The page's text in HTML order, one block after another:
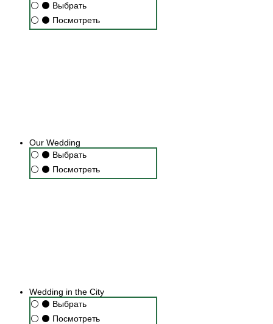
⚪ ⚫ Выбрать
⚪ ⚫ Посмотреть
Our Wedding
⚪ ⚫ Выбрать
⚪ ⚫ Посмотреть
Wedding in the City
⚪ ⚫ Выбрать
⚪ ⚫ Посмотреть